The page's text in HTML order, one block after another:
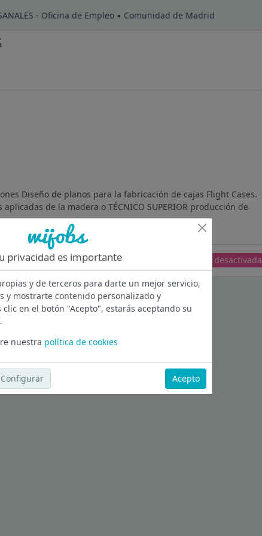
- Oficina de Empleo ▪️ Comunidad de Madrid
Diseño de planos para la fabricación de cajas Flight Cases.
aplicadas de la madera o TÉCNICO SUPERIOR producción de
Oferta desactivada
privacidad es importante
y de terceros para darte un mejor servicio,
y mostrarte contenido personalizado y
en el botón "Acepto", estarás aceptando su
nuestra política de cookies
Configurar Acepto